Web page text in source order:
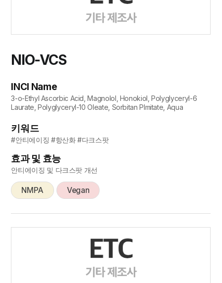
NIO-VCS
INCI Name
3-o-Ethyl Ascorbic Acid, Magnolol, Honokiol, Polyglyceryl-6
Laurate, Polyglyceryl-10 Oleate, Sorbitan Plmitate, Aqua
키워드
#안티에이징 #항산화 #다크스팟
효과 및 효능
안티에이징 및 다크스팟 개선
NMPA Vegan